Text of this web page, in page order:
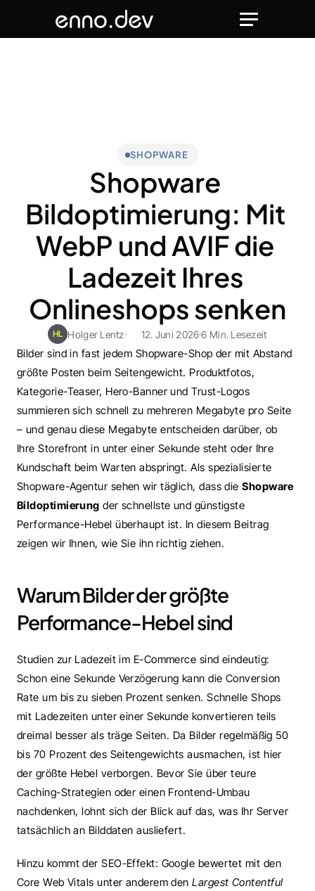
SHOPWARE
Shopware
Bildoptimierung: Mit
WebP und AVIF die
Ladezeit Ihres
Onlineshops senken
HL Holger Lentz 12. Juni 20266 Min. Lesezeit
Bilder sind in fast jedem Shopware-Shop der mit Abstand
größte Posten beim Seitengewicht. Produktfotos,
Kategorie-Teaser, Hero-Banner und Trust-Logos
summieren sich schnell zu mehreren Megabyte pro Seite
– und genau diese Megabyte entscheiden darüber, ob
Ihre Storefront in unter einer Sekunde steht oder Ihre
Kundschaft beim Warten abspringt. Als spezialisierte
Shopware-Agentur sehen wir täglich, dass die Shopware
Bildoptimierung der schnellste und günstigste
Performance-Hebel überhaupt ist. In diesem Beitrag
zeigen wir Ihnen, wie Sie ihn richtig ziehen.
Warum Bilder der größte
Performance-Hebel sind
Studien zur Ladezeit im E-Commerce sind eindeutig:
Schon eine Sekunde Verzögerung kann die Conversion
Rate um bis zu sieben Prozent senken. Schnelle Shops
mit Ladezeiten unter einer Sekunde konvertieren teils
dreimal besser als träge Seiten. Da Bilder regelmäßig 50
bis 70 Prozent des Seitengewichts ausmachen, ist hier
der größte Hebel verborgen. Bevor Sie über teure
Caching-Strategien oder einen Frontend-Umbau
nachdenken, lohnt sich der Blick auf das, was Ihr Server
tatsächlich an Bilddaten ausliefert.
Hinzu kommt der SEO-Effekt: Google bewertet mit den
Core Web Vitals unter anderem den Largest Contentful